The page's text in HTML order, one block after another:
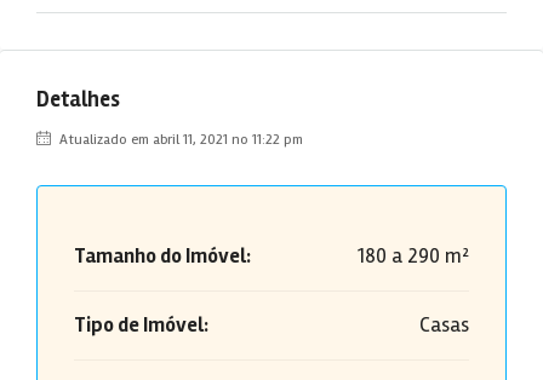
Detalhes
Atualizado em abril 11, 2021 no 11:22 pm
Tamanho do Imóvel: 180 a 290 m²
Tipo de Imóvel: Casas